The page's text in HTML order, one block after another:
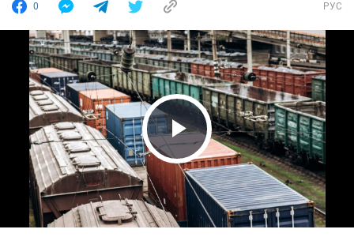
0 РУС
Play Video